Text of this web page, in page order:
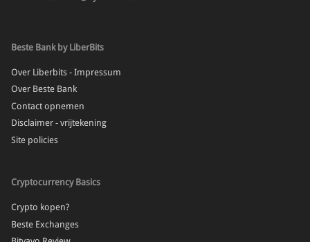
Beste Bank by LiberBits
Over Liberbits - Impressum
Over Beste Bank
Contact opnemen
Disclaimer - vrijtekening
Site policies
Cryptocurrency Basics
Crypto kopen?
Beste Exchanges